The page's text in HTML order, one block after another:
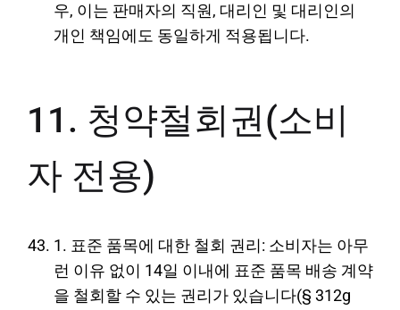
우, 이는 판매자의 직원, 대리인 및 대리인의
개인 책임에도 동일하게 적용됩니다.
11. 청약철회권(소비
자 전용)
1. 표준 품목에 대한 철회 권리: 소비자는 아무
런 이유 없이 14일 이내에 표준 품목 배송 계약
을 철회할 수 있는 권리가 있습니다(§ 312g